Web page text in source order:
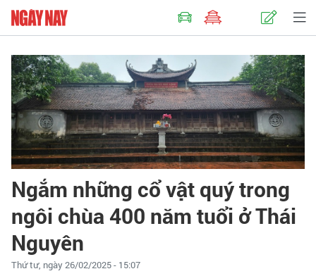
Ngắm những cổ vật quý trong
ngôi chùa 400 năm tuổi ở Thái
Nguyên
Thứ tư, ngày 26/02/2025 - 15:07